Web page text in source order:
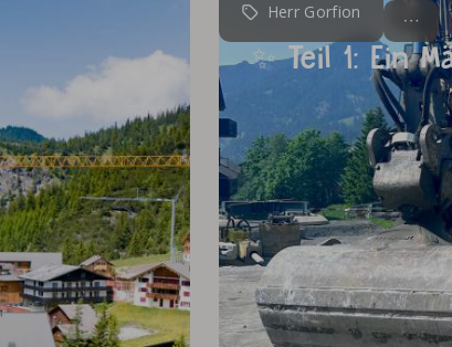
Herr Gorfion
✨ Teil 1: Ein